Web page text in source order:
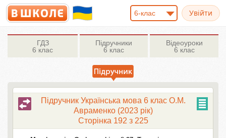
6-клас
ГДЗ
6 клас
Підручники
6 клас
Відеоуроки
6 клас
Підручник Українська мова 6 клас О.М.
Авраменко (2023 рік)
Сторінка 192 з 225